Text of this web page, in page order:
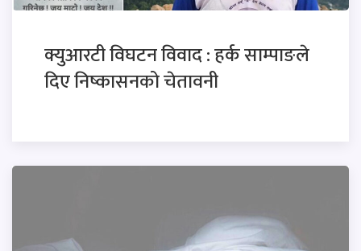
क्युआरटी विघटन विवाद : हर्क साम्पाङले
दिए निष्कासनको चेतावनी